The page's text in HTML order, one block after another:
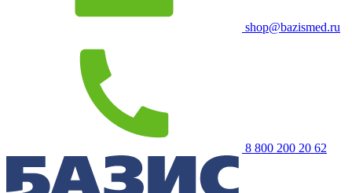
shop@bazismed.ru
8 800 200 20 62